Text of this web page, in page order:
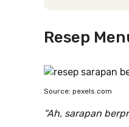
Resep
Source: pexels.com
“Ah, sarapan